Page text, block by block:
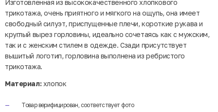
Изготовленная из высококачественного хлопкового
трикотажа, очень приятного и мягкого на ощупь, она имеет
свободный силуэт, приспущенные плечи, короткие рукава и
круглый вырез горловины, идеально сочетаясь как с мужским,
так и с женским стилем в одежде. Сзади присутствует
вышитый логотип, горловина выполнена из ребристого
трикотажа.
Материал:хлопок
Товар верифицирован, соответствует фото